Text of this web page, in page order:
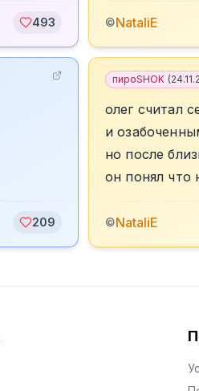
493 ©NataliE
209
пироSHOK (
олег считал
и
но после
он понял что
©NataliE